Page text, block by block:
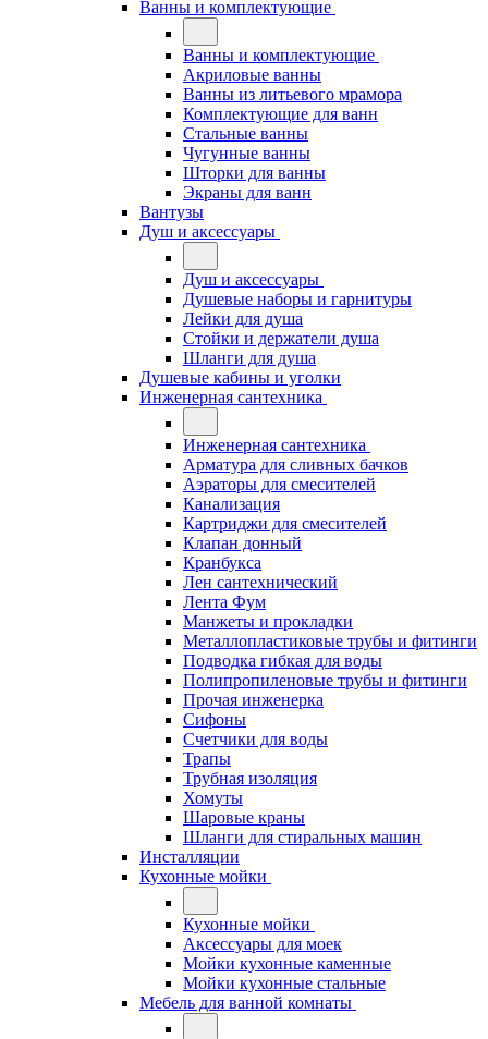
Ванны и комплектующие
Ванны и комплектующие
Акриловые ванны
Ванны из литьевого мрамора
Комплектующие для ванн
Стальные ванны
Чугунные ванны
Шторки для ванны
Экраны для ванн
Вантузы
Душ и аксессуары
Душ и аксессуары
Душевые наборы и гарнитуры
Лейки для душа
Стойки и держатели душа
Шланги для душа
Душевые кабины и уголки
Инженерная сантехника
Инженерная сантехника
Арматура для сливных бачков
Аэраторы для смесителей
Канализация
Картриджи для смесителей
Клапан донный
Кранбукса
Лен сантехнический
Лента Фум
Манжеты и прокладки
Металлопластиковые трубы и фитинги
Подводка гибкая для воды
Полипропиленовые трубы и фитинги
Прочая инженерка
Сифоны
Счетчики для воды
Трапы
Трубная изоляция
Хомуты
Шаровые краны
Шланги для стиральных машин
Инсталляции
Кухонные мойки
Кухонные мойки
Аксессуары для моек
Мойки кухонные каменные
Мойки кухонные стальные
Мебель для ванной комнаты